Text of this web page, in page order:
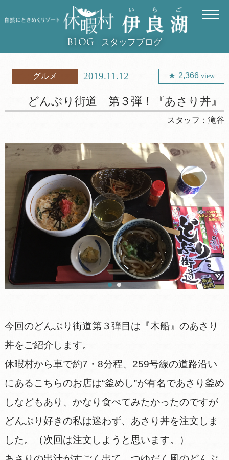
BLOG スタッフブログ
グルメ 2019.11.12 2,366view
どんぶり街道 第３弾！『あさり丼』
スタッフ：滝谷
今回のどんぶり街道第３弾目は『木船』のあさり
丼をご紹介します。
休暇村から車で約7・8分程、259号線の道路沿い
にあるこちらのお店は“釜めし”が有名であさり釜め
しなどもあり、かなり食べてみたかったのですが
どんぶり好きの私は迷わず、あさり丼を注文しま
した。（次回は注文しようと思います。）